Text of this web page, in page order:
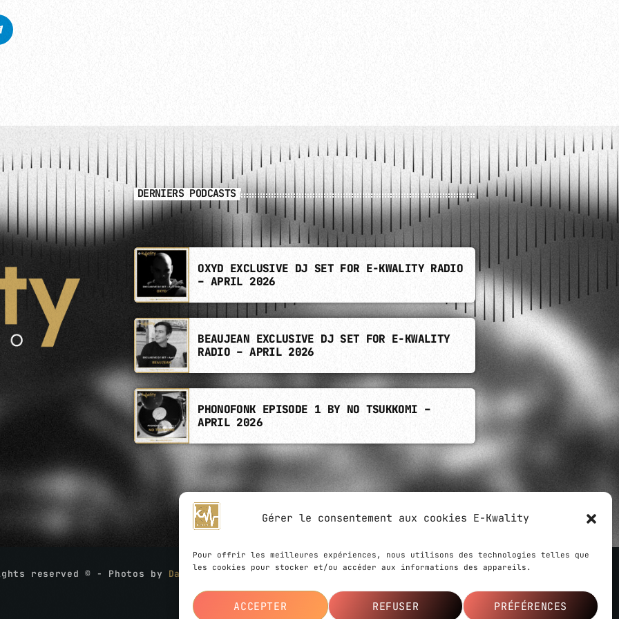
Gérer le consentement aux cookies E-Kwality
Pour offrir les meilleures expériences, nous utilisons des technologies telles que
les cookies pour stocker et/ou accéder aux informations des appareils.
ACCEPTER REFUSER PRÉFÉRENCES
DERNIERS PODCASTS
OXYD EXCLUSIVE DJ SET FOR E-KWALITY RADIO
– APRIL 2026
BEAUJEAN EXCLUSIVE DJ SET FOR E-KWALITY
RADIO – APRIL 2026
PHONOFONK EPISODE 1 BY NO TSUKKOMI –
APRIL 2026
reserved © - Photos by David Boschet - Website created by Ziloub ,Le Webariumagency